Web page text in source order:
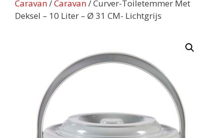
Caravan/Caravan/ Curver-Toiletemmer Met
Deksel – 10 Liter – Ø 31 CM- Lichtgrijs